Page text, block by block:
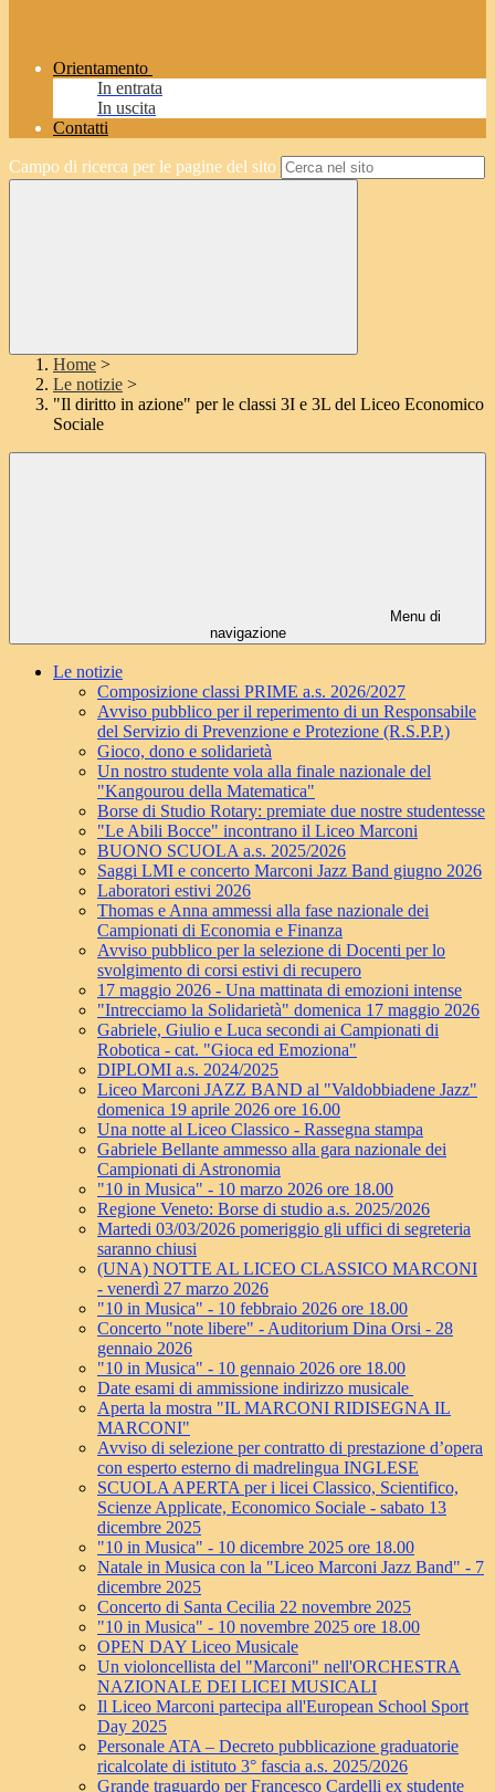
Orientamento
In entrata
In uscita
Contatti
Campo di ricerca per le pagine del sito
Home >
Le notizie >
"Il diritto in azione" per le classi 3I e 3L del Liceo Economico
Sociale
Menu di
navigazione
Le notizie
Composizione classi PRIME a.s. 2026/2027
Avviso pubblico per il reperimento di un Responsabile
del Servizio di Prevenzione e Protezione (R.S.P.P.)
Gioco, dono e solidarietà
Un nostro studente vola alla finale nazionale del
"Kangourou della Matematica"
Borse di Studio Rotary: premiate due nostre studentesse
"Le Abili Bocce" incontrano il Liceo Marconi
BUONO SCUOLA a.s. 2025/2026
Saggi LMI e concerto Marconi Jazz Band giugno 2026
Laboratori estivi 2026
Thomas e Anna ammessi alla fase nazionale dei
Campionati di Economia e Finanza
Avviso pubblico per la selezione di Docenti per lo
svolgimento di corsi estivi di recupero
17 maggio 2026 - Una mattinata di emozioni intense
"Intrecciamo la Solidarietà" domenica 17 maggio 2026
Gabriele, Giulio e Luca secondi ai Campionati di
Robotica - cat. "Gioca ed Emoziona"
DIPLOMI a.s. 2024/2025
Liceo Marconi JAZZ BAND al "Valdobbiadene Jazz"
domenica 19 aprile 2026 ore 16.00
Una notte al Liceo Classico - Rassegna stampa
Gabriele Bellante ammesso alla gara nazionale dei
Campionati di Astronomia
"10 in Musica" - 10 marzo 2026 ore 18.00
Regione Veneto: Borse di studio a.s. 2025/2026
Martedi 03/03/2026 pomeriggio gli uffici di segreteria
saranno chiusi
(UNA) NOTTE AL LICEO CLASSICO MARCONI
- venerdì 27 marzo 2026
"10 in Musica" - 10 febbraio 2026 ore 18.00
Concerto "note libere" - Auditorium Dina Orsi - 28
gennaio 2026
"10 in Musica" - 10 gennaio 2026 ore 18.00
Date esami di ammissione indirizzo musicale
Aperta la mostra "IL MARCONI RIDISEGNA IL
MARCONI"
Avviso di selezione per contratto di prestazione d’opera
con esperto esterno di madrelingua INGLESE
SCUOLA APERTA per i licei Classico, Scientifico,
Scienze Applicate, Economico Sociale - sabato 13
dicembre 2025
"10 in Musica" - 10 dicembre 2025 ore 18.00
Natale in Musica con la "Liceo Marconi Jazz Band" - 7
dicembre 2025
Concerto di Santa Cecilia 22 novembre 2025
"10 in Musica" - 10 novembre 2025 ore 18.00
OPEN DAY Liceo Musicale
Un violoncellista del "Marconi" nell'ORCHESTRA
NAZIONALE DEI LICEI MUSICALI
Il Liceo Marconi partecipa all'European School Sport
Day 2025
Personale ATA – Decreto pubblicazione graduatorie
ricalcolate di istituto 3° fascia a.s. 2025/2026
Grande traguardo per Francesco Cardelli ex studente